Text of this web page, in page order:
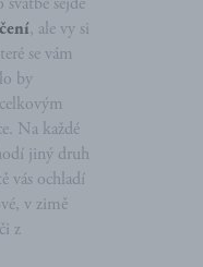
, ale vy si
se vám
by
Na každé
jiný druh
vás ochladí
v zimě
z